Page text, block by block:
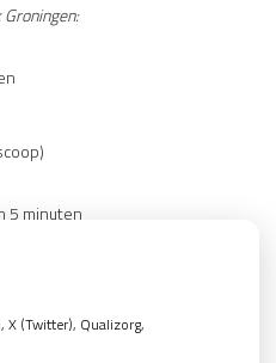
5 minuten
X (Twitter), Qualizorg,